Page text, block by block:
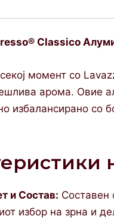
Classico
момент со
арома. Овие
избалансирано со
и Состав: Составен
избор на зрна и